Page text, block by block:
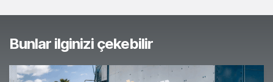
Bunlar ilginizi çekebilir